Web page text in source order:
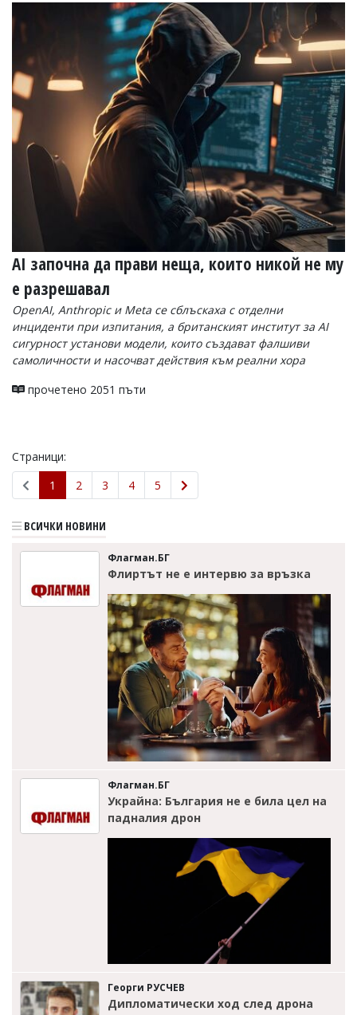
AI започна да прави неща, които никой не му
е разрешавал
OpenAI, Anthropic и Meta се сблъскаха с отделни
инциденти при изпитания, а британският институт за AI
сигурност установи модели, които създават фалшиви
самоличности и насочват действия към реални хора
прочетено 2051 пъти
Страници:
1
2 3 4 5
ВСИЧКИ НОВИНИ
Флагман.БГ
Флиртът не е интервю за връзка
Флагман.БГ
Украйна: България не е била цел на
падналия дрон
Георги РУСЧЕВ
Дипломатически ход след дрона